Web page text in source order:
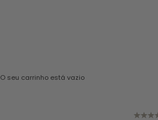
O seu carrinho está vazio